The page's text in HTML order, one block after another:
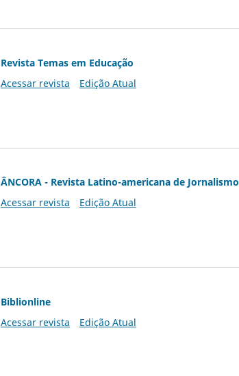
Revista Temas em Educação
Acessar revista
Edição Atual
ÂNCORA - Revista Latino-americana de Jornalismo
Acessar revista
Edição Atual
Biblionline
Acessar revista
Edição Atual